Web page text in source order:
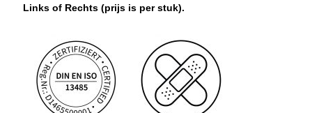
Links of Rechts (prijs is per stuk).